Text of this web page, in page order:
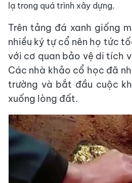
lạ trong quá trình xây dựng.
Trên tảng đá xanh giống
nhiều ký tự cổ nên họ tức
với cơ quan bảo vệ di tích
Các nhà khảo cổ học đã
trường và bắt đầu cuộc
xuống lòng đất.